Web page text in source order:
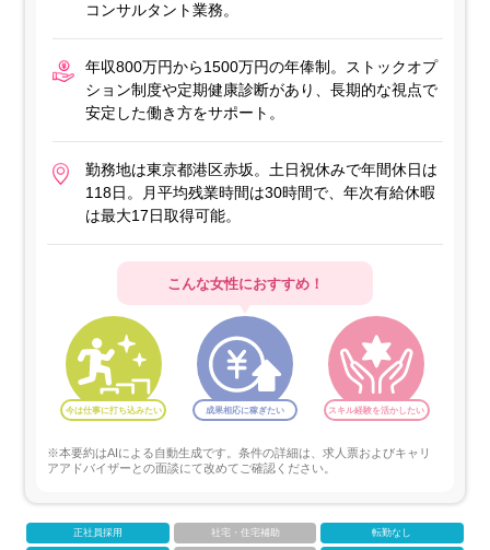
コンサルタント業務。
年収800万円から1500万円の年俸制。ストックオプ
ション制度や定期健康診断があり、長期的な視点で
安定した働き方をサポート。
勤務地は東京都港区赤坂。土日祝休みで年間休日は
118日。月平均残業時間は30時間で、年次有給休暇
は最大17日取得可能。
こんな女性におすすめ！
今は仕事に打ち込みたい 成果相応に稼ぎたい スキル経験を活かしたい
※本要約はAIによる自動生成です。条件の詳細は、求人票およびキャリ
アアドバイザーとの面談にて改めてご確認ください。
正社員採用 社宅・住宅補助 転勤なし